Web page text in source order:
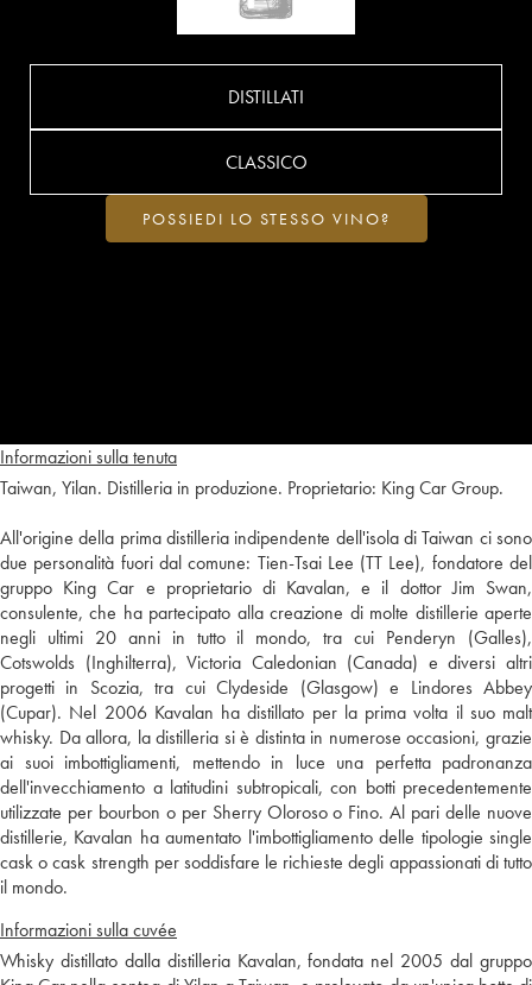
Informazioni sulla tenuta
Taiwan, Yilan. Distilleria in produzione. Proprietario: King Car Group.
All'origine della prima distilleria indipendente dell'isola di Taiwan ci sono
due personalità fuori dal comune: Tien-Tsai Lee (TT Lee), fondatore del
gruppo King Car e proprietario di Kavalan, e il dottor Jim Swan,
consulente, che ha partecipato alla creazione di molte distillerie aperte
negli ultimi 20 anni in tutto il mondo, tra cui Penderyn (Galles),
Cotswolds (Inghilterra), Victoria Caledonian (Canada) e diversi altri
progetti in Scozia, tra cui Clydeside (Glasgow) e Lindores Abbey
(Cupar). Nel 2006 Kavalan ha distillato per la prima volta il suo malt
whisky. Da allora, la distilleria si è distinta in numerose occasioni, grazie
ai suoi imbottigliamenti, mettendo in luce una perfetta padronanza
dell'invecchiamento a latitudini subtropicali, con botti precedentemente
utilizzate per bourbon o per Sherry Oloroso o Fino. Al pari delle nuove
distillerie, Kavalan ha aumentato l'imbottigliamento delle tipologie single
cask o cask strength per soddisfare le richieste degli appassionati di tutto
il mondo.
Informazioni sulla cuvée
Whisky distillato dalla distilleria Kavalan, fondata nel 2005 dal gruppo
DISTILLATI
CLASSICO
POSSIEDI LO STESSO VINO?